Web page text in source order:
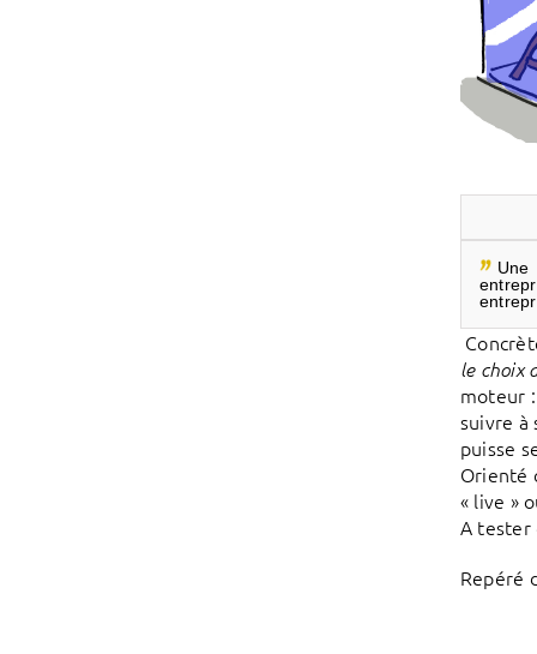
Une
le choix
moteur
suivre à
puisse
Orienté
« live »
A tester
Repéré